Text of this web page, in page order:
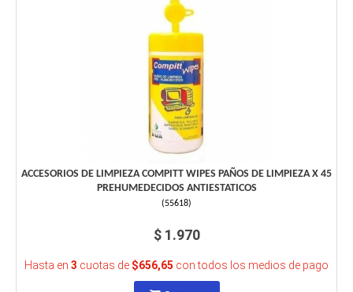
ACCESORIOS DE LIMPIEZA COMPITT WIPES PAÑOS DE LIMPIEZA X 45
PREHUMEDECIDOS ANTIESTATICOS
(55618)
$ 1.970
Hasta en 3 cuotas de $656,65 con todos los medios de pago